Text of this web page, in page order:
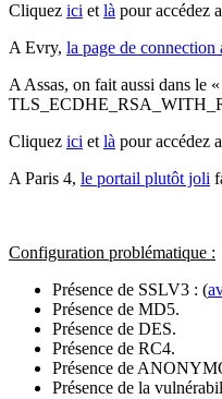
Cliquez ici et là pour accédez
A Evry, la page de
A Assas, on fait aussi dans
Cliquez ici et là pour accédez
A Paris 4, le portail plutôt joli
Configuration problématique :
Présence de SSLV3 : (
Présence de MD5.
Présence de DES.
Présence de RC4.
Présence de
Présence de la